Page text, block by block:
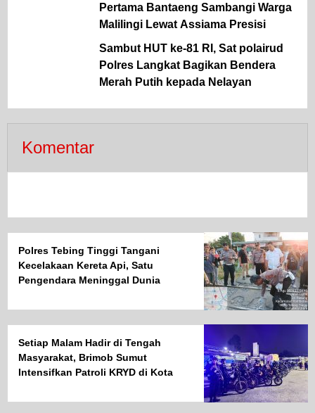
Pertama Bantaeng Sambangi Warga
Malilingi Lewat Assiama Presisi
Sambut HUT ke-81 RI, Sat polairud
Polres Langkat Bagikan Bendera
Merah Putih kepada Nelayan
Komentar
Polres Tebing Tinggi Tangani
Kecelakaan Kereta Api, Satu
Pengendara Meninggal Dunia
Setiap Malam Hadir di Tengah
Masyarakat, Brimob Sumut
Intensifkan Patroli KRYD di Kota